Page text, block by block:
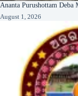
Ananta Purushottam Deba
August 1, 2026